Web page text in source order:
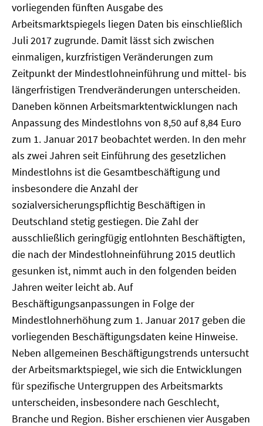
vorliegenden fünften Ausgabe des
Arbeitsmarktspiegels liegen Daten bis einschließlich
Juli 2017 zugrunde. Damit lässt sich zwischen
einmaligen, kurzfristigen Veränderungen zum
Zeitpunkt der Mindestlohneinführung und mittel- bis
längerfristigen Trendveränderungen unterscheiden.
Daneben können Arbeitsmarktentwicklungen nach
Anpassung des Mindestlohns von 8,50 auf 8,84 Euro
zum 1. Januar 2017 beobachtet werden. In den mehr
als zwei Jahren seit Einführung des gesetzlichen
Mindestlohns ist die Gesamtbeschäftigung und
insbesondere die Anzahl der
sozialversicherungspflichtig Beschäftigen in
Deutschland stetig gestiegen. Die Zahl der
ausschließlich geringfügig entlohnten Beschäftigten,
die nach der Mindestlohneinführung 2015 deutlich
gesunken ist, nimmt auch in den folgenden beiden
Jahren weiter leicht ab. Auf
Beschäftigungsanpassungen in Folge der
Mindestlohnerhöhung zum 1. Januar 2017 geben die
vorliegenden Beschäftigungsdaten keine Hinweise.
Neben allgemeinen Beschäftigungstrends untersucht
der Arbeitsmarktspiegel, wie sich die Entwicklungen
für spezifische Untergruppen des Arbeitsmarkts
unterscheiden, insbesondere nach Geschlecht,
Branche und Region. Bisher erschienen vier Ausgaben